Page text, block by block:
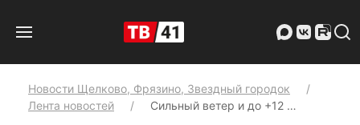
Новости Щелково, Фрязино, Звездный городок
Лента новостей
Сильный ветер и до +12 …